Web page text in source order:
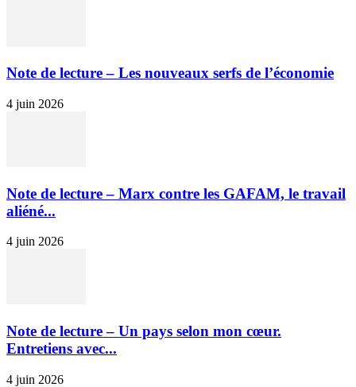
Note de lecture – Les nouveaux serfs de l’économie
4 juin 2026
Note de lecture – Marx contre les GAFAM, le travail
aliéné...
4 juin 2026
Note de lecture – Un pays selon mon cœur.
Entretiens avec...
4 juin 2026